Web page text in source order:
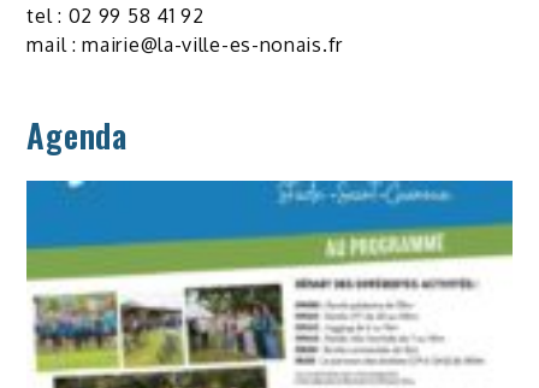
tel : 02 99 58 41 92
mail :mairie@la-ville-es-nonais.fr
Agenda